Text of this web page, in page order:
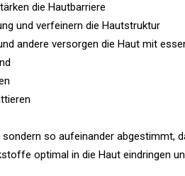
die Hautbarriere
und verfeinern die Hautstruktur
andere versorgen die Haut mit
so aufeinander abgestimmt,
optimal in die Haut eindringen